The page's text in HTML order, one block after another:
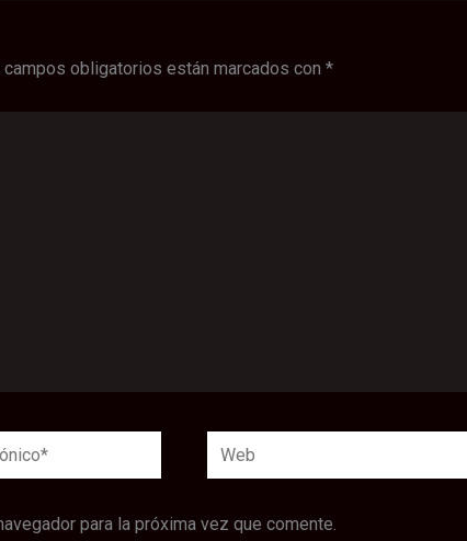
campos obligatorios están marcados con *
Web
para la próxima vez que comente.